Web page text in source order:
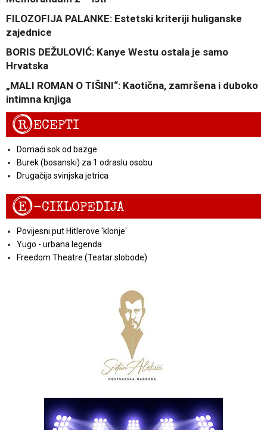
FILOZOFIJA PALANKE: Estetski kriteriji huliganske
zajednice
BORIS DEŽULOVIĆ: Kanye Westu ostala je samo
Hrvatska
„MALI ROMAN O TIŠINI“: Kaotična, zamršena i duboko
intimna knjiga
RECEPTI
Domaći sok od bazge
Burek (bosanski) za 1 odraslu osobu
Drugačija svinjska jetrica
E-CIKLOPEDIJA
Povijesni put Hitlerove 'klonje'
Yugo - urbana legenda
Freedom Theatre (Teatar slobode)